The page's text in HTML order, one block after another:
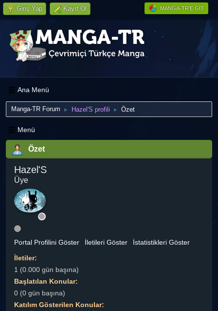
MANGA-TR'E GIT
Giriş Yap Kayıt Ol
Ana Menü
Manga-TR Forum ► Hazel'S profili ► Özet
Menü
Özet
Hazel'S
Üye
Portal Profilini Göster İletileri Göster
İstatistikleri Göster
İletiler:
1 (0.000 gün başına)
Başlatılan Konular:
0 (0 gün başına)
Katılım Gösterilen Konular: